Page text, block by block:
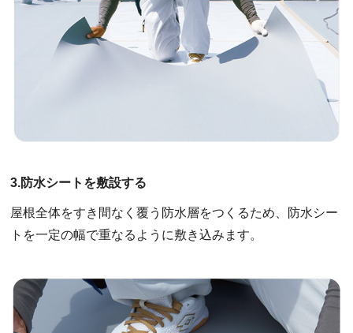
3.防水シートを敷設する
屋根全体をすき間なく覆う防水層をつくるため、防水シー
トを一定の幅で重なるように敷き込みます。